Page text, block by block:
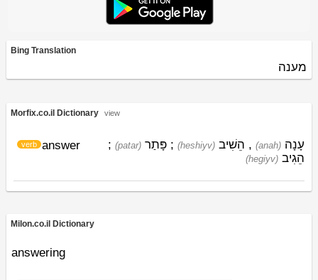
Bing Translation
מענה
Morfix.co.il Dictionary view
answer
verb (anah) עָנָה ,
(heshiyv) הֵשִׁיב ;
(patar) פָּתַר ;
(hegiyv) הֵגִיב
Milon.co.il Dictionary
answering